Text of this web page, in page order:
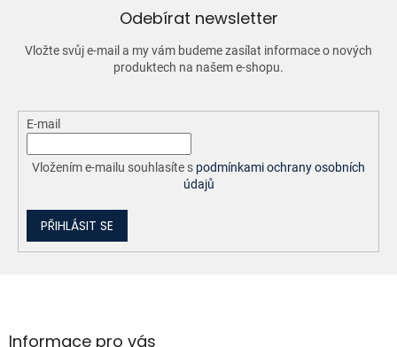
Odebírat newsletter
Vložte svůj e-mail a my vám budeme zasílat informace o nových
produktech na našem e-shopu.
E-mail
Vložením e-mailu souhlasíte s podmínkami ochrany osobních
údajů
PŘIHLÁSIT SE
aInformace pro vás